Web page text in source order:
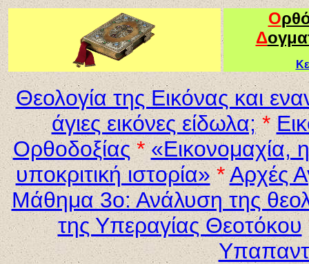
Ο
Δ
Θεολογία της Εικόνας και
άγιες εικόνες είδωλα; *
Ορθοδοξίας *«Εικονομαχία,
υποκριτική ιστορία» *Αρχές
Μάθημα 3ο: Ανάλυση της
της Υπεραγίας Θεοτόκου